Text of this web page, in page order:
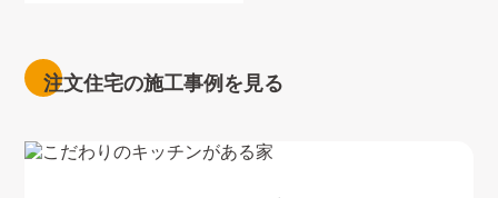
注文住宅の施工事例を見る